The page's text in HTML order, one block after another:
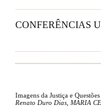
CONFERÊNCIAS
Imagens da Justiça e
Renato Duro Dias, MARIA